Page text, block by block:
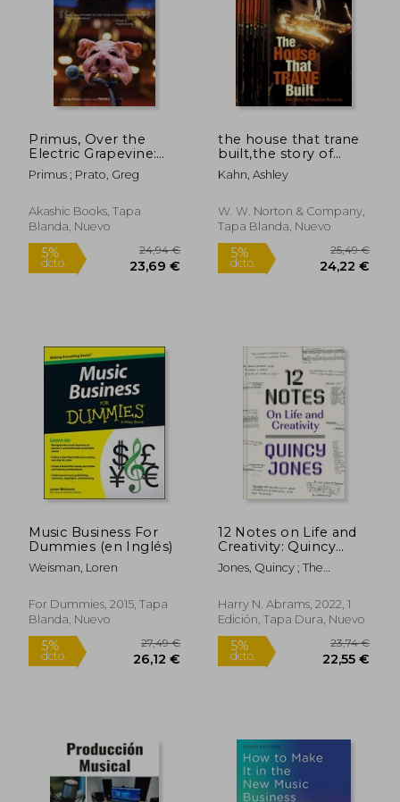
Primus, Over the
Electric Grapevine:
Insight Into Primus
and the World of les
Primus ; Prato, Greg
Akashic Books, Tapa
Blanda, Nuevo
5%
dcto. 23,69 €
the house that trane
built,the story of
impulse records (en
Inglés)
Kahn, Ashley
W. W. Norton & Company,
Tapa Blanda, Nuevo
5%
dcto.
Music Business For
Dummies (en Inglés)
Weisman, Loren
For Dummies, 2015, Tapa
Blanda, Nuevo
12 Notes on Life and
Creativity: Quincy
Jones (en Inglés)
Jones, Quincy ; The
Harry N. Abrams, 2022, 1
Edición, Tapa Dura, Nuevo